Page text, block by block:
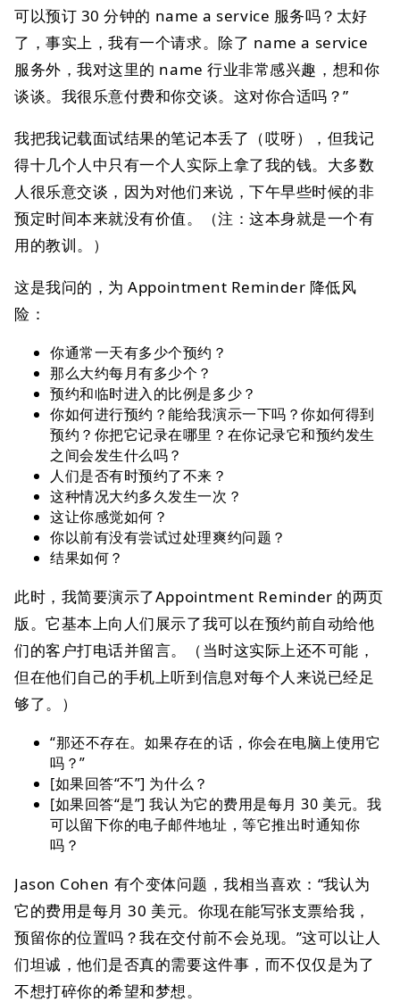
可以预订 30 分钟的 name a service 服务吗？太好
了，事实上，我有一个请求。除了 name a service
服务外，我对这里的 name 行业非常感兴趣，想和你
谈谈。我很乐意付费和你交谈。这对你合适吗？”
我把我记载面试结果的笔记本丢了（哎呀），但我记
得十几个人中只有一个人实际上拿了我的钱。大多数
人很乐意交谈，因为对他们来说，下午早些时候的非
预定时间本来就没有价值。（注：这本身就是一个有
用的教训。）
这是我问的，为 Appointment Reminder 降低风
险：
你通常一天有多少个预约？
那么大约每月有多少个？
预约和临时进入的比例是多少？
你如何进行预约？能给我演示一下吗？你如何得到
预约？你把它记录在哪里？在你记录它和预约发生
之间会发生什么吗？
人们是否有时预约了不来？
这种情况大约多久发生一次？
这让你感觉如何？
你以前有没有尝试过处理爽约问题？
结果如何？
此时，我简要演示了Appointment Reminder 的两页
版。它基本上向人们展示了我可以在预约前自动给他
们的客户打电话并留言。（当时这实际上还不可能，
但在他们自己的手机上听到信息对每个人来说已经足
够了。）
“那还不存在。如果存在的话，你会在电脑上使用它
吗？”
[如果回答“不”] 为什么？
[如果回答“是”] 我认为它的费用是每月 30 美元。我
可以留下你的电子邮件地址，等它推出时通知你
吗？
Jason Cohen 有个变体问题，我相当喜欢：“我认为
它的费用是每月 30 美元。你现在能写张支票给我，
预留你的位置吗？我在交付前不会兑现。”这可以让人
们坦诚，他们是否真的需要这件事，而不仅仅是为了
不想打碎你的希望和梦想。